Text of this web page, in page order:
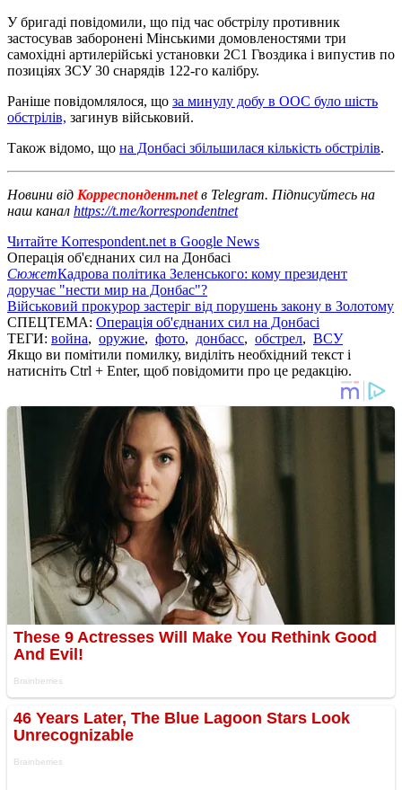
У бригаді повідомили, що під час обстрілу противник
застосував заборонені Мінськими домовленостями три
самохідні артилерійські установки 2С1 Гвоздика і випустив по
позиціях ЗСУ 30 снарядів 122-го калібру.
Раніше повідомлялося, що за минулу добу в ООС було шість
обстрілів, загинув військовий.
Також відомо, що на Донбасі збільшилася кількість обстрілів.
Новини від Корреспондент.netв Telegram. Підписуйтесь на
наш канал https://t.me/korrespondentnet
Читайте Korrespondent.net в Google News
Операція об'єднаних сил на Донбасі
СюжетКадрова політика Зеленського: кому президент
доручає "нести мир на Донбас"?
Військовий прокурор застеріг від порушень закону в Золотому
СПЕЦТЕМА: Операція об'єднаних сил на Донбасі
ТЕГИ: война, оружие, фото, донбасс, обстрел, ВСУ
Якщо ви помітили помилку, виділіть необхідний текст і
натисніть Ctrl + Enter, щоб повідомити про це редакцію.